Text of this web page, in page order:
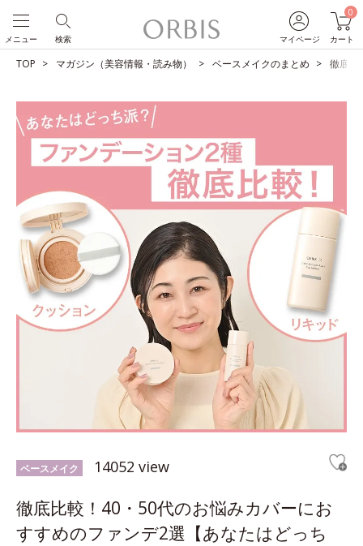
マイページ
0
カート
検索
メニュー
TOP マガジン（美容情報・読み物） ベースメイクのまとめ 徹底比
ベースメイク 14052 view
徹底比較！40・50代のお悩みカバーにお
すすめのファンデ2選【あなたはどっち